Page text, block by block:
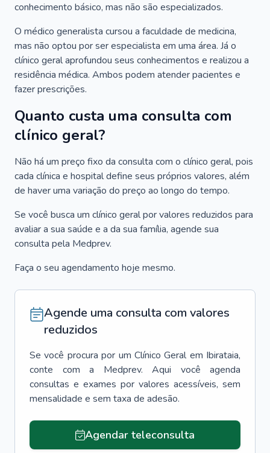
conhecimento básico, mas não são especializados.
O médico generalista cursou a faculdade de medicina,
mas não optou por ser especialista em uma área. Já o
clínico geral aprofundou seus conhecimentos e realizou a
residência médica. Ambos podem atender pacientes e
fazer prescrições.
Quanto custa uma consulta com
clínico geral?
Não há um preço fixo da consulta com o clínico geral, pois
cada clínica e hospital define seus próprios valores, além
de haver uma variação do preço ao longo do tempo.
Se você busca um clínico geral por valores reduzidos para
avaliar a sua saúde e a da sua família, agende sua
consulta pela Medprev.
Faça o seu agendamento hoje mesmo.
Agende uma consulta com valores
reduzidos
Se você procura por um Clínico Geral em Ibirataia,
conte com a Medprev. Aqui você agenda
consultas e exames por valores acessíveis, sem
mensalidade e sem taxa de adesão.
Agendar teleconsulta